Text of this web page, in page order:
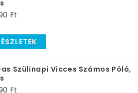
vicces ajándékok után kutatva,
még mindig nem találtál semmi
itt van a szemed előtt?
lesz a legjobb vicces ajándék
is menj tovább, a szülinapi póló
más dolgod, mint várni az
Ft
Szülinapi Vicces Számos Póló,
Ft